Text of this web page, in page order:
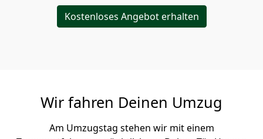
Kostenloses Angebot erhalten
Wir fahren Deinen Umzug
Am Umzugstag stehen wir mit einem